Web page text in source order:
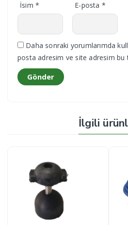
İsim * E-posta *
Daha sonraki yorumlarımda
posta adresim ve site adresim bu
İlgili